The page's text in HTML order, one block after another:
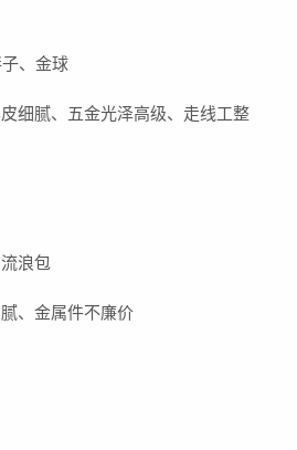
、金球
细腻、五金光泽高级、走线工整
浪包
、金属件不廉价